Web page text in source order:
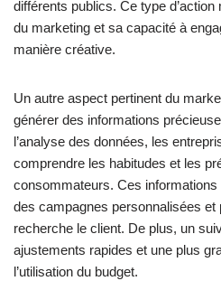
différents publics. Ce type
du marketing et sa capacité à
manière créative.
Un autre aspect pertinent du
générer des informations
l’analyse des données, les
comprendre les habitudes et les
consommateurs. Ces
des campagnes personnalisées
recherche le client. De plus, un
ajustements rapides et une plus
l’utilisation du budget.